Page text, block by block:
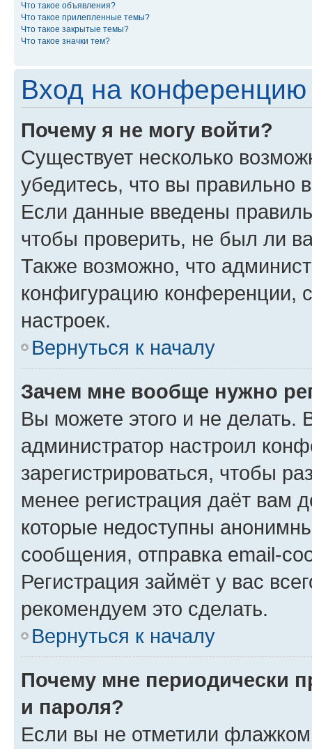
Что такое объявления?
Что такое прилепленные темы?
Что такое закрытые темы?
Что такое значки тем?
Вход на конференцию
Почему я не могу войти?
Существует несколько
убедитесь, что вы правильно
Если данные введены
чтобы проверить, не был ли
Также возможно, что
конфигурацию конференции,
настроек.
Вернуться к началу
Зачем мне вообще нужно
Вы можете этого и не делать.
администратор настроил
зарегистрироваться, чтобы
менее регистрация даёт вам
которые недоступны
сообщения, отправка email-
Регистрация займёт у вас
рекомендуем это сделать.
Вернуться к началу
Почему мне периодически
и пароля?
Если вы не отметили